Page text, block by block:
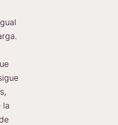
la